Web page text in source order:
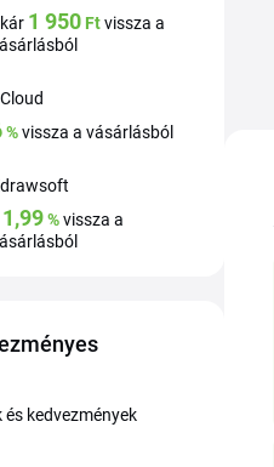
1 950 Ftvissza a
%vissza a vásárlásból
%vissza a
kedvezmények